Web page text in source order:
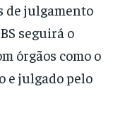
de julgamento
seguirá o
órgãos como o
e julgado pelo